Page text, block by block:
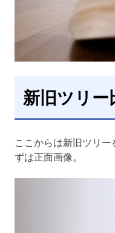
新旧ツリー
ここからは新旧ツリ
ずは正面画像。